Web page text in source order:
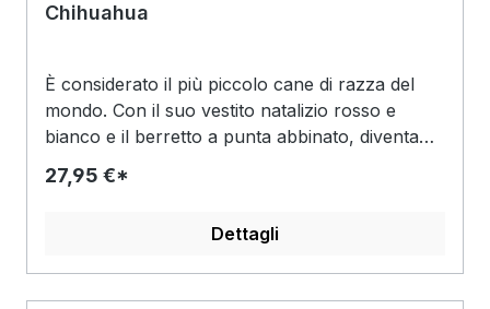
Chihuahua
È considerato il più piccolo cane di razza del
mondo. Con il suo vestito natalizio rosso e
bianco e il berretto a punta abbinato, diventa
che penzola dalla corona d'argento qui in
osservatore con il suo sguardo fedele e
27,95 €*
Dettagli